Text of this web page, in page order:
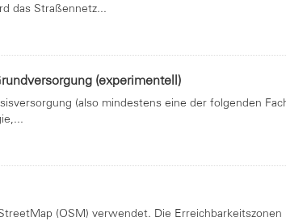
das Straßennetz...
(experimentell)
(also mindestens eine der folgenden
(OSM) verwendet. Die